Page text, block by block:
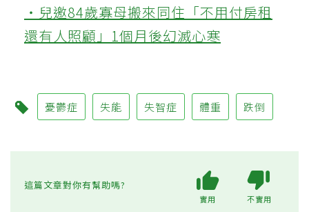
‧兒邀84歲寡母搬來同住「不用付房租
還有人照顧」1個月後幻滅心寒
憂鬱症 失能 失智症 體重 跌倒
這篇文章對你有幫助嗎?
實用 不實用